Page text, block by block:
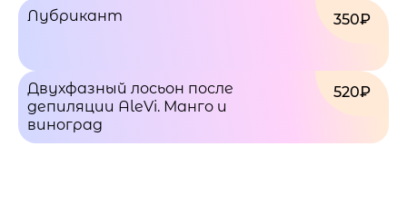
350₽
Лубрикант
520₽
Двухфазный лосьон после
депиляции AleVi. Манго и
виноград